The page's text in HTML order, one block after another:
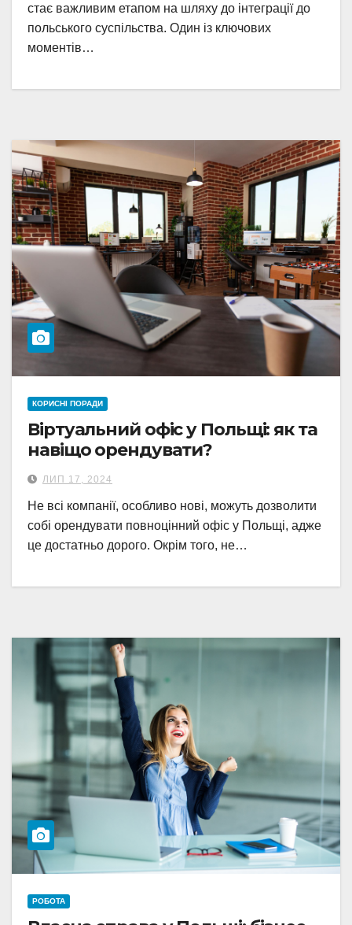
стає важливим етапом на шляху до інтеграції до
польського суспільства. Один із ключових
моментів…
КОРИСНІ ПОРАДИ
Віртуальний офіс у Польщі: як та
навіщо орендувати?
ЛИП 17, 2024
Не всі компанії, особливо нові, можуть дозволити
собі орендувати повноцінний офіс у Польщі, адже
це достатньо дорого. Окрім того, не…
РОБОТА